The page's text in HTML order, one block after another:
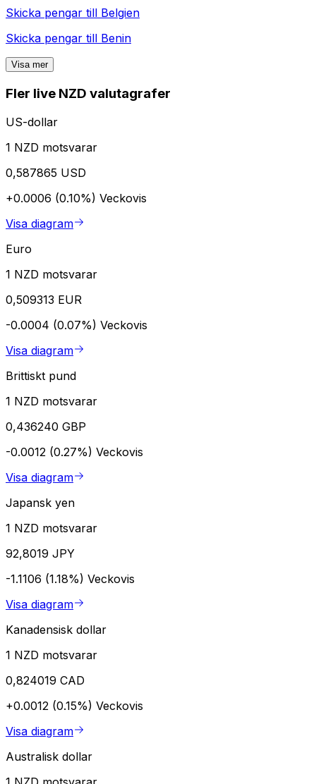
Skicka pengar till Belgien
Skicka pengar till Benin
Visa mer
Fler live NZD valutagrafer
US-dollar
1 NZD motsvarar
0,587865 USD
+0.0006 (0.10%) Veckovis
Visa diagram
Euro
1 NZD motsvarar
0,509313 EUR
-0.0004 (0.07%) Veckovis
Visa diagram
Brittiskt pund
1 NZD motsvarar
0,436240 GBP
-0.0012 (0.27%) Veckovis
Visa diagram
Japansk yen
1 NZD motsvarar
92,8019 JPY
-1.1106 (1.18%) Veckovis
Visa diagram
Kanadensisk dollar
1 NZD motsvarar
0,824019 CAD
+0.0012 (0.15%) Veckovis
Visa diagram
Australisk dollar